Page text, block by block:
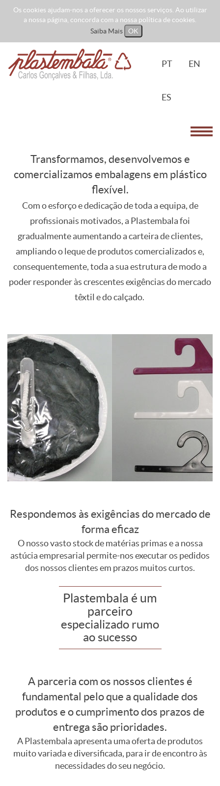
Os cookies ajudam-nos a oferecer os nossos serviços. Ao utilizar
a nossa página, concorda com a nossa política de cookies.
Saiba Mais
OK
PT EN
ES
Transformamos, desenvolvemos e
comercializamos embalagens em plástico
flexível.
Com o esforço e dedicação de toda a equipa, de
profissionais motivados, a Plastembala foi
gradualmente aumentando a carteira de clientes,
ampliando o leque de produtos comercializados e,
consequentemente, toda a sua estrutura de modo a
poder responder às crescentes exigências do mercado
têxtil e do calçado.
Respondemos às exigências do mercado de
forma eficaz
O nosso vasto stock de matérias primas e a nossa
astúcia empresarial permite-nos executar os pedidos
dos nossos clientes em prazos muitos curtos.
Plastembala é um
parceiro
especializado rumo
ao sucesso
A parceria com os nossos clientes é
fundamental pelo que a qualidade dos
produtos e o cumprimento dos prazos de
entrega são prioridades.
A Plastembala apresenta uma oferta de produtos
muito variada e diversificada, para ir de encontro às
necessidades do seu negócio.